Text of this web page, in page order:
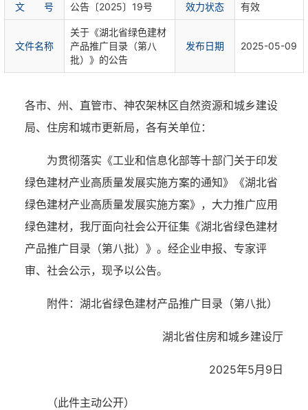
文 号 公告〔2025〕19号 效力状态 有效
文件名称
关于《湖北省绿色建材
产品推广目录（第八
批）》的公告
发布日期 2025-05-09
各市、州、直管市、神农架林区自然资源和城乡建设
局、住房和城市更新局，各有关单位：
为贯彻落实《工业和信息化部等十部门关于印发
绿色建材产业高质量发展实施方案的通知》《湖北省
绿色建材产业高质量发展实施方案》，大力推广应用
绿色建材，我厅面向社会公开征集《湖北省绿色建材
产品推广目录 （第八批） 》。经企业申报、专家评
审、社会公示，现予以公告。
附件：湖北省绿色建材产品推广目录（第八批）
湖北省住房和城乡建设厅
2025年5月 9 日
（此件主动公开）